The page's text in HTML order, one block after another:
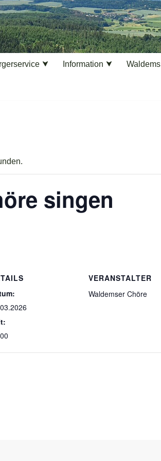
Information Waldems
singen
VERANSTALTER
Waldemser Chöre